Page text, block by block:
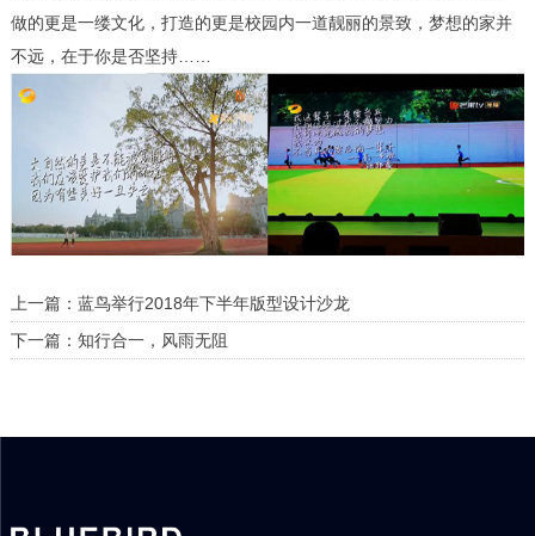
做的更是一缕文化，打造的更是校园内一道靓丽的景致，梦想的家并
不远，在于你是否坚持……
上一篇：蓝鸟举行2018年下半年版型设计沙龙
下一篇：知行合一，风雨无阻